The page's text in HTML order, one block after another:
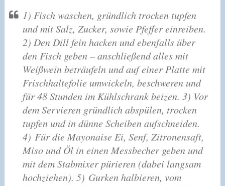
1) Fisch waschen, gründlich trocken tupfen
und mit Salz, Zucker, sowie Pfeffer einreiben.
2) Den Dill fein hacken und ebenfalls über
den Fisch geben – anschließend alles mit
Weißwein beträufeln und auf einer Platte mit
Frischhaltefolie umwickeln, beschweren und
für 48 Stunden im Kühlschrank beizen. 3) Vor
dem Servieren gründlich abspülen, trocken
tupfen und in dünne Scheiben aufschneiden.
4) Für die Mayonaise Ei, Senf, Zitronensaft,
Miso und Öl in einen Messbecher geben und
mit dem Stabmixer pürieren (dabei langsam
hochziehen). 5) Gurken halbieren, vom